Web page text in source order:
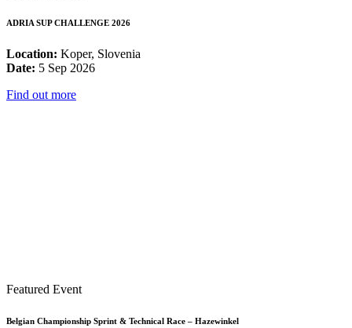
ADRIA SUP CHALLENGE 2026
Location: Koper, Slovenia
Date: 5 Sep 2026
Find out more
Featured Event
Belgian Championship Sprint & Technical Race – Hazewinkel